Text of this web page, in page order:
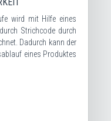
wird mit Hilfe eines
Strichcode durch
Dadurch kann der
eines Produktes